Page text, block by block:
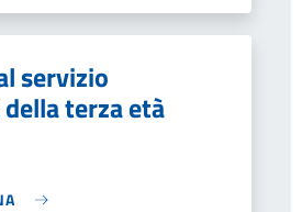
servizio
terza età